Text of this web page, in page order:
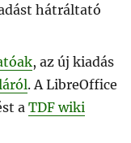
hátráltató
, az új kiadás
. A LibreOffice
aTDF wiki